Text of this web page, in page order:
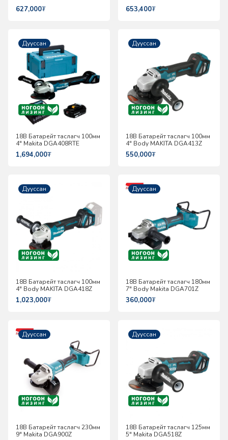
627,000₮ 653,400₮
Дууссан
18В Батарейт таслагч 100мм
4" Makita DGA408RTE
1,694,000₮
Дууссан
18В Батарейт таслагч 100мм
4" Body MAKITA DGA413Z
550,000₮
Дууссан
18В Батарейт таслагч 100мм
4" Body MAKITA DGA418Z
1,023,000₮
Дууссан
18В Батарейт таслагч 180мм
7" Body Makita DGA701Z
360,000₮
Дууссан
18В Батарейт таслагч 230мм
9" Makita DGA900Z
Дууссан
18В Батарейт таслагч 125мм
5" Makita DGA518Z